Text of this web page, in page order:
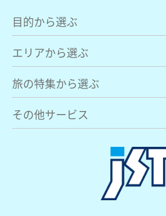
目的から選ぶ
エリアから選ぶ
旅の特集から選ぶ
その他サービス